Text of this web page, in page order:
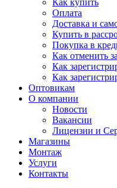
Как купить
Оплата
Доставка и
Купить в
Покупка в
Как отменить
Как
Как
Оптовикам
О компании
Новости
Вакансии
Лицензии и
Магазины
Монтаж
Услуги
Контакты